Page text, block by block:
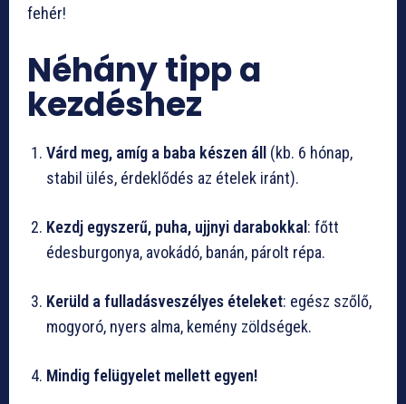
fehér!
Néhány tipp a
kezdéshez
Várd meg, amíg a baba készen áll
(kb. 6 hónap,
stabil ülés, érdeklődés az ételek iránt).
Kezdj egyszerű, puha, ujjnyi darabokkal : főtt
édesburgonya, avokádó, banán, párolt répa.
Kerüld a fulladásveszélyes ételeket: egész szőlő,
mogyoró, nyers alma, kemény zöldségek.
Mindig felügyelet mellett egyen!